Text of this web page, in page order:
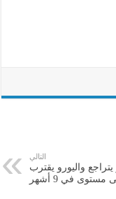
التالي
يتراجع واليورو يقترب
في 9 أشهر